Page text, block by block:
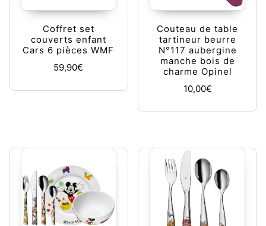
Coffret set
couverts enfant
Cars 6 pièces WMF
59,90€
Couteau de table
tartineur beurre
N°117 aubergine
manche bois de
charme Opinel
10,00€